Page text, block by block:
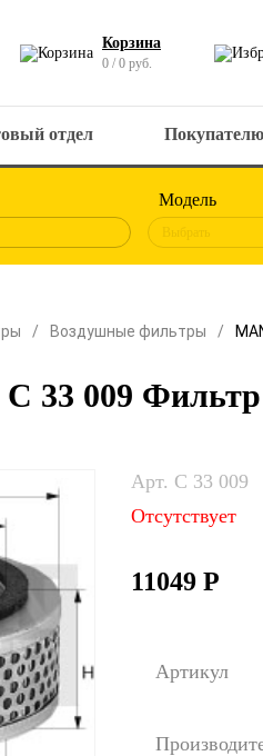
Корзина
0 / 0 руб.
отдел Покупателю
Модель
Выбрать
Воздушные фильтры
33 009
Арт. C 33 009
Отсутствует
11049 Р
Артикул